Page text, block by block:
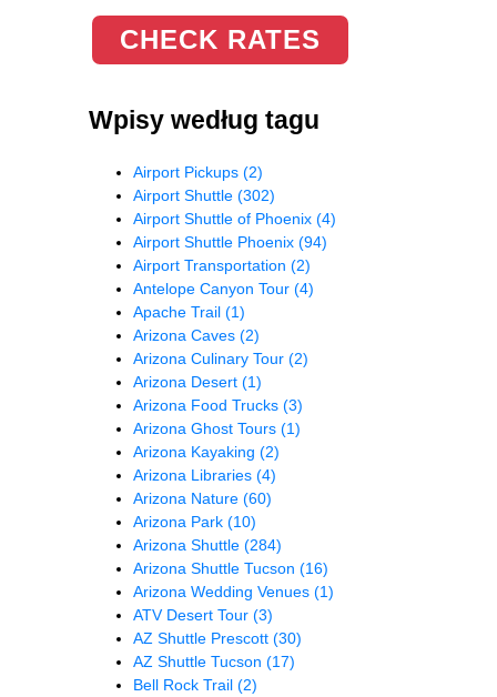
CHECK RATES
Wpisy według tagu
Airport Pickups (2)
Airport Shuttle (302)
Airport Shuttle of Phoenix (4)
Airport Shuttle Phoenix (94)
Airport Transportation (2)
Antelope Canyon Tour (4)
Apache Trail (1)
Arizona Caves (2)
Arizona Culinary Tour (2)
Arizona Desert (1)
Arizona Food Trucks (3)
Arizona Ghost Tours (1)
Arizona Kayaking (2)
Arizona Libraries (4)
Arizona Nature (60)
Arizona Park (10)
Arizona Shuttle (284)
Arizona Shuttle Tucson (16)
Arizona Wedding Venues (1)
ATV Desert Tour (3)
AZ Shuttle Prescott (30)
AZ Shuttle Tucson (17)
Bell Rock Trail (2)